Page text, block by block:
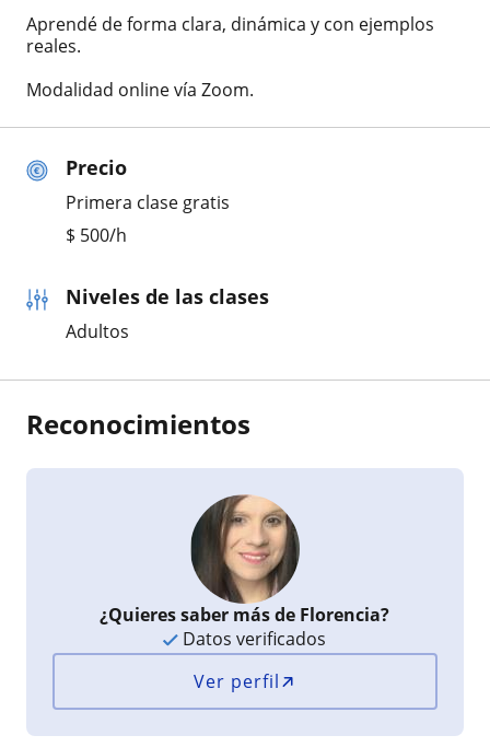
Precio
Primera clase gratis
$ 500/h
Niveles de las clases
Adultos
Aprendé de forma clara, dinámica y con ejemplos
reales.
Modalidad online vía Zoom.
Reconocimientos
¿Quieres saber más de Florencia?
Datos verificados
Ver perfil